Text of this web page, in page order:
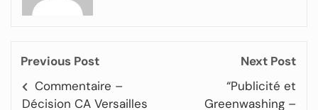
Previous Post
Commentaire –
Décision CA Versailles
Next Post
“Publicité et
Greenwashing –